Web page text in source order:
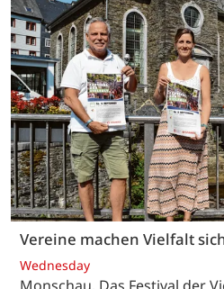
Vereine machen Vielfalt
Wednesday